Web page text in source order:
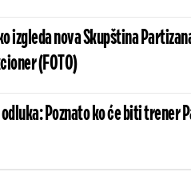
izgleda nova Skupština
(FOTO)
odluka: Poznato ko će biti trener